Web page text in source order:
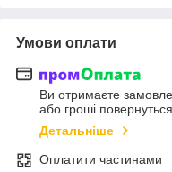
Умови оплати
Ви отримаєте
або гроші
Детальніше
Оплатити частинами